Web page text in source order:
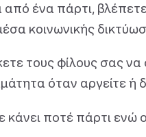
ένα πάρτι,
κοινωνικής
τους φίλους σας
όταν αργείτε ή
κάνει ποτέ πάρτι ενώ